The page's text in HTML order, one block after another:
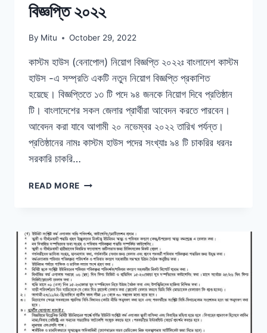
বিজ্ঞপ্তি ২০২২
By Mitu October 29, 2022
কাস্টম হাউস (বেনাপোল) নিয়োগ বিজ্ঞপ্তি ২০২২ঃ বাংলাদেশ কাস্টম
হাউস -এ সম্প্রতি একটি নতুন নিয়োগ বিজ্ঞপ্তি প্রকাশিত
হয়েছে। বিজ্ঞপ্তিতে ১৩ টি পদে ৯৪ জনকে নিয়োগ দিবে প্রতিষ্ঠান
টি। বাংলাদেশের সকল জেলার প্রার্থীরা আবেদন করতে পারবেন।
আবেদন করা যাবে আগামী ২০ নভেম্বর ২০২২ তারিখ পর্যন্ত।
প্রতিষ্ঠানের নামঃ কাস্টম হাউস পদের সংখ্যাঃ ৯৪ টি চাকরির ধরনঃ
সরকারি চাকরি…
READ MORE কাস্টম
বিজ্ঞপ্তি
২০২২